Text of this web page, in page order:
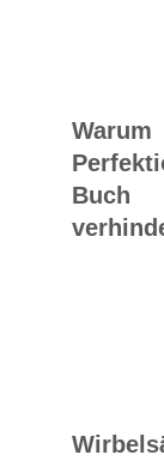
Warum
Buch